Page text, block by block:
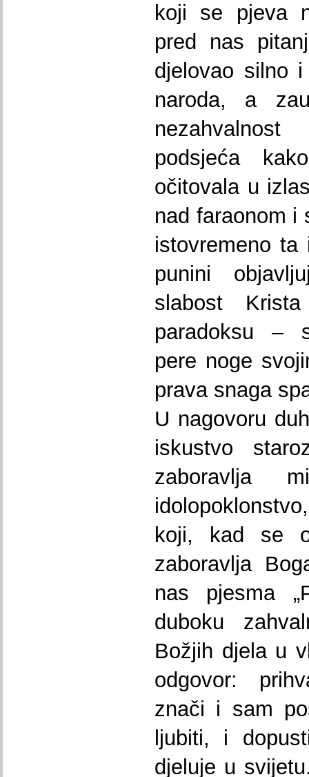
koji se pjeva
pred nas
djelovao silno
naroda, a
podsjeća
očitovala u
nad faraonom i
istovremeno
punini
slabost
paradoksu –
pere noge
prava snaga
U nagovoru
iskustvo
zaboravlja
koji, kad se
zaboravlja
nas pjesma
duboku
Božjih djela u
odgovor:
znači i sam
ljubiti, i
djeluje u